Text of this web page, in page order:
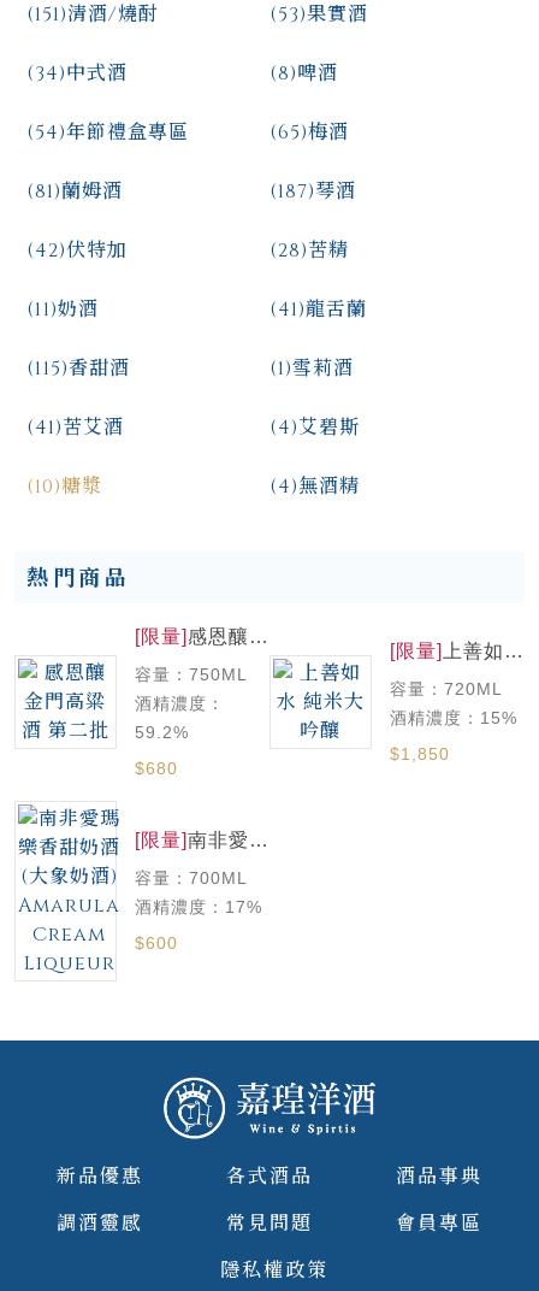
清酒/燒酎
(151) 果實酒
(53)
中式酒
(34) 啤酒
(8)
年節禮盒專區
(54) 梅酒
(65)
蘭姆酒
(81) 琴酒
(187)
伏特加
(42) 苦精
(28)
奶酒
(11) 龍舌蘭
(41)
香甜酒
(115) 雪莉酒
(1)
苦艾酒
(41) 艾碧斯
(4)
糖漿
(10) 無酒精
(4)
熱門商品
[限量] 感恩釀
二批
容量：750ML
酒精濃度：
59.2%
$680
[限量]
上善如水
容量：720ML
酒精濃度：15%
$1,850
[限量]南非愛瑪
象奶酒)
Amarula
Liqueur
容量：700ML
酒精濃度：17%
$600
新品優惠 各式酒品
酒品事典
調酒靈感
常見問題
會員專區
隱私權政策